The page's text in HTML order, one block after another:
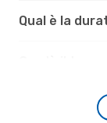
Qual è la